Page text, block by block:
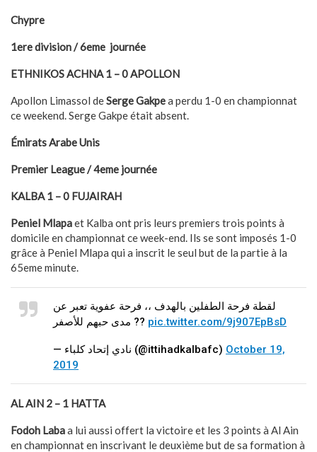
Chypre
1ere division / 6eme journée
ETHNIKOS ACHNA 1 – 0 APOLLON
Apollon Limassol deSerge Gakpea perdu 1-0 en championnat
ce weekend. Serge Gakpe était absent.
Émirats Arabe Unis
Premier League / 4eme journée
KALBA 1 – 0 FUJAIRAH
Peniel Mlapaet Kalba ont pris leurs premiers trois points à
domicile en championnat ce week-end. Ils se sont imposés 1-0
grâce à Peniel Mlapa qui a inscrit le seul but de la partie à la
65eme minute.
لقطة فرحة الطفلين بالهدف ،، فرحة عفوية تعبر عن
مدى حبهم للأصفر ?? pic.twitter.com/9j907EpBsD
— نادي إتحاد كلباء (@ittihadkalbafc) October 19,
2019
AL AIN 2 – 1 HATTA
Fodoh Labaa lui aussi offert la victoire et les 3 points à Al Ain
en championnat en inscrivant le deuxième but de sa formation à